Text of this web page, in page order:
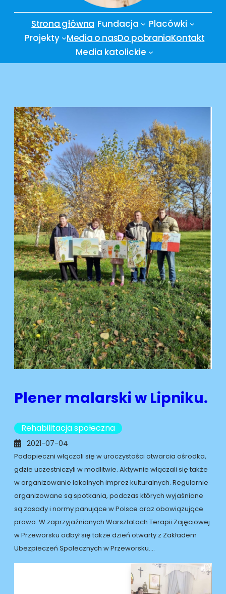
Strona główna Fundacja
Placówki
Projekty
Media o nasDo pobraniaKontakt
Media katolickie
Plener malarski w Lipniku.
Rehabilitacja społeczna
2021-07-04
Podopieczni włączali się w uroczystości otwarcia ośrodka,
gdzie uczestniczyli w modlitwie. Aktywnie włączali się także
w organizowanie lokalnych imprez kulturalnych. Regularnie
organizowane są spotkania, podczas których wyjaśniane
są zasady i normy panujące w Polsce oraz obowiązujące
prawo. W zaprzyjaźnionych Warsztatach Terapii Zajęciowej
w Przeworsku odbył się także dzień otwarty z Zakładem
Ubezpieczeń Społecznych w Przeworsku.…